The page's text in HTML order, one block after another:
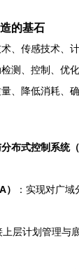
的基石
、传感技术、
测、控制、优
、降低消耗、
布式控制系统（
：实现对广
上层计划管理与